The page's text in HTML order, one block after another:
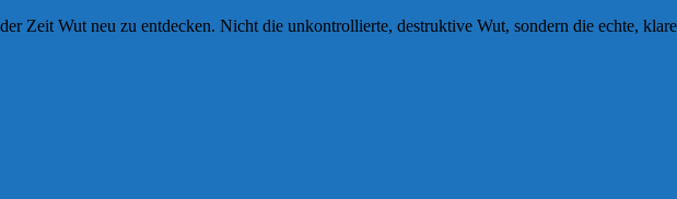
Zeit Wut neu zu entdecken. Nicht die unkontrollierte, destruktive Wut, sondern die echte,